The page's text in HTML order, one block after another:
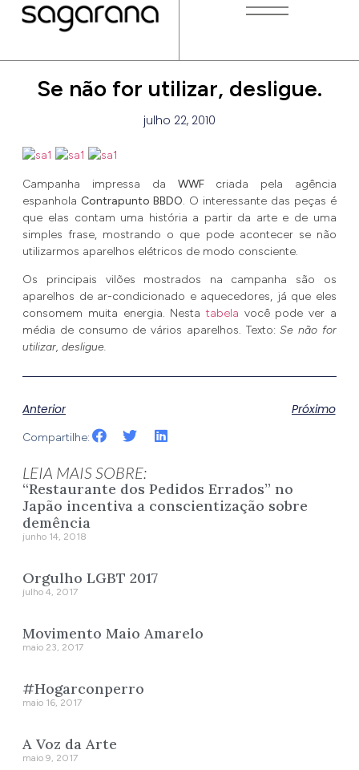
Se não for utilizar, desligue.
julho 22, 2010
Campanha impressa da WWFcriada pela agência
espanhola Contrapunto BBDO. O interessante das peças é
que elas contam uma história a partir da arte e de uma
simples frase, mostrando o que pode acontecer se não
utilizarmos aparelhos elétricos de modo consciente.
Os principais vilões mostrados na campanha são os
aparelhos de ar-condicionado e aquecedores, já que eles
consomem muita energia. Nestatabela você pode ver a
média de consumo de vários aparelhos. Texto: Se não for
utilizar, desligue.
Anterior Próximo
Compartilhe:
LEIA MAIS SOBRE:
“Restaurante dos Pedidos Errados” no
Japão incentiva a conscientização sobre
demência
junho 14, 2018
Orgulho LGBT 2017
julho 4, 2017
Movimento Maio Amarelo
maio 23, 2017
#Hogarconperro
maio 16, 2017
A Voz da Arte
maio 9, 2017